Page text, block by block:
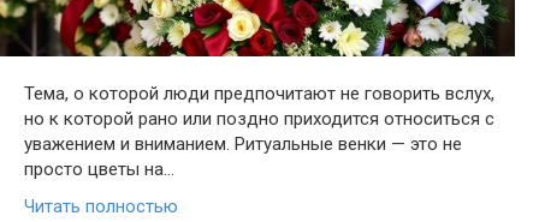
Тема, о которой люди предпочитают не говорить вслух,
но к которой рано или поздно приходится относиться с
уважением и вниманием. Ритуальные венки — это не
просто цветы на…
Читать полностью